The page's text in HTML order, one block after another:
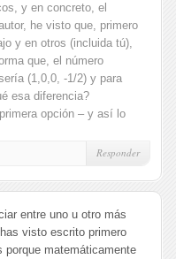
y en concreto, el
he visto que, primero
y en otros (incluida tú),
que, el número
(1,0,0, -1/2) y para
esa diferencia?
opción – y así lo
Responder
entre uno u otro más
visto escrito primero
matemáticamente